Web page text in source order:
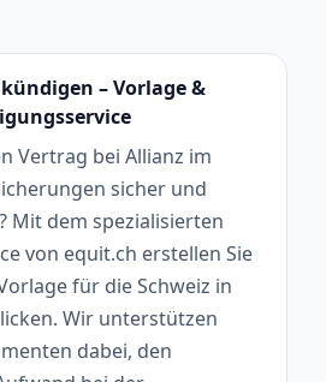
– Vorlage &
Vertrag bei Allianz im
sicher und
Mit dem spezialisierten
von equit.ch erstellen Sie
für die Schweiz in
Wir unterstützen
dabei, den